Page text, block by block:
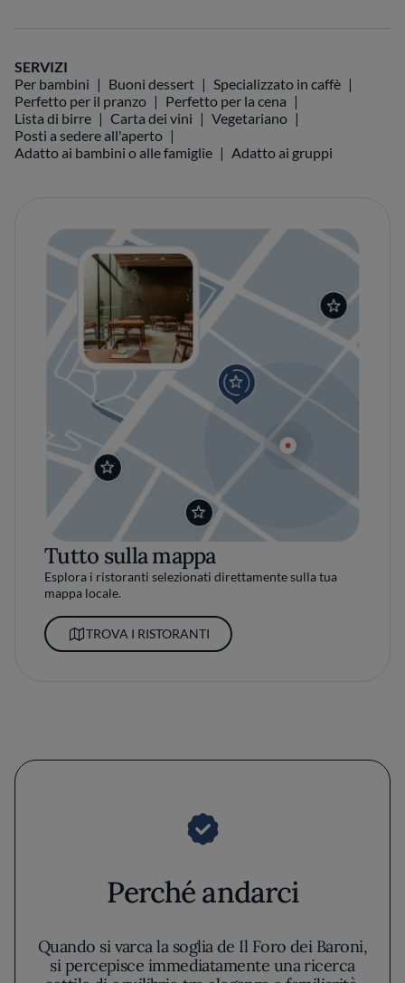
SERVIZI
Per bambini
Buoni dessert
Specializzato in caffè
Perfetto per il pranzo
Perfetto per la cena
Lista di birre
Carta dei vini
Vegetariano
Posti a sedere all'aperto
Adatto ai bambini o alle famiglie
Adatto ai gruppi
Tutto sulla mappa
Esplora i ristoranti selezionati direttamente sulla tua
mappa locale.
TROVA I RISTORANTI
Perché andarci
Quando si varca la soglia de Il Foro dei Baroni,
si percepisce immediatamente una ricerca